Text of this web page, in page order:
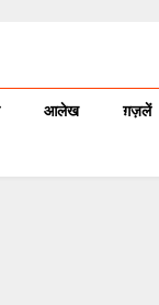
आलेख ग़ज़लें